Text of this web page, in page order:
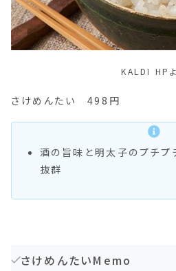
KALDI HP
さけめんたい 498円
酒の旨味と明太子のプチプ
抜群
さけめんたいMemo